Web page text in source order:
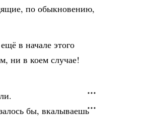
по обыкновению,
в начале этого
ни в коем случае!
бы, вкалываешь